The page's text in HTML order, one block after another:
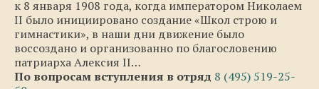
к 8 января 1908 года, когда императором Николаем
II было инициировано создание «Школ строю и
гимнастики», в наши дни движение было
воссоздано и организованно по благословению
патриарха Алексия II…
По вопросам вступления в отряд 8 (495) 519-25-